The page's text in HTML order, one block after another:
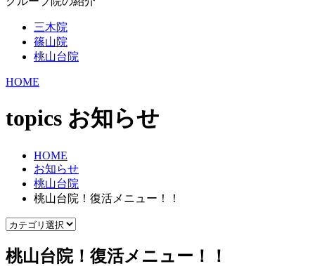
三木院
篠山院
桃山台院
HOME
topics お知らせ
HOME
お知らせ
桃山台院
桃山台院！復活メニュー！！
桃山台院！復活メニュー！！